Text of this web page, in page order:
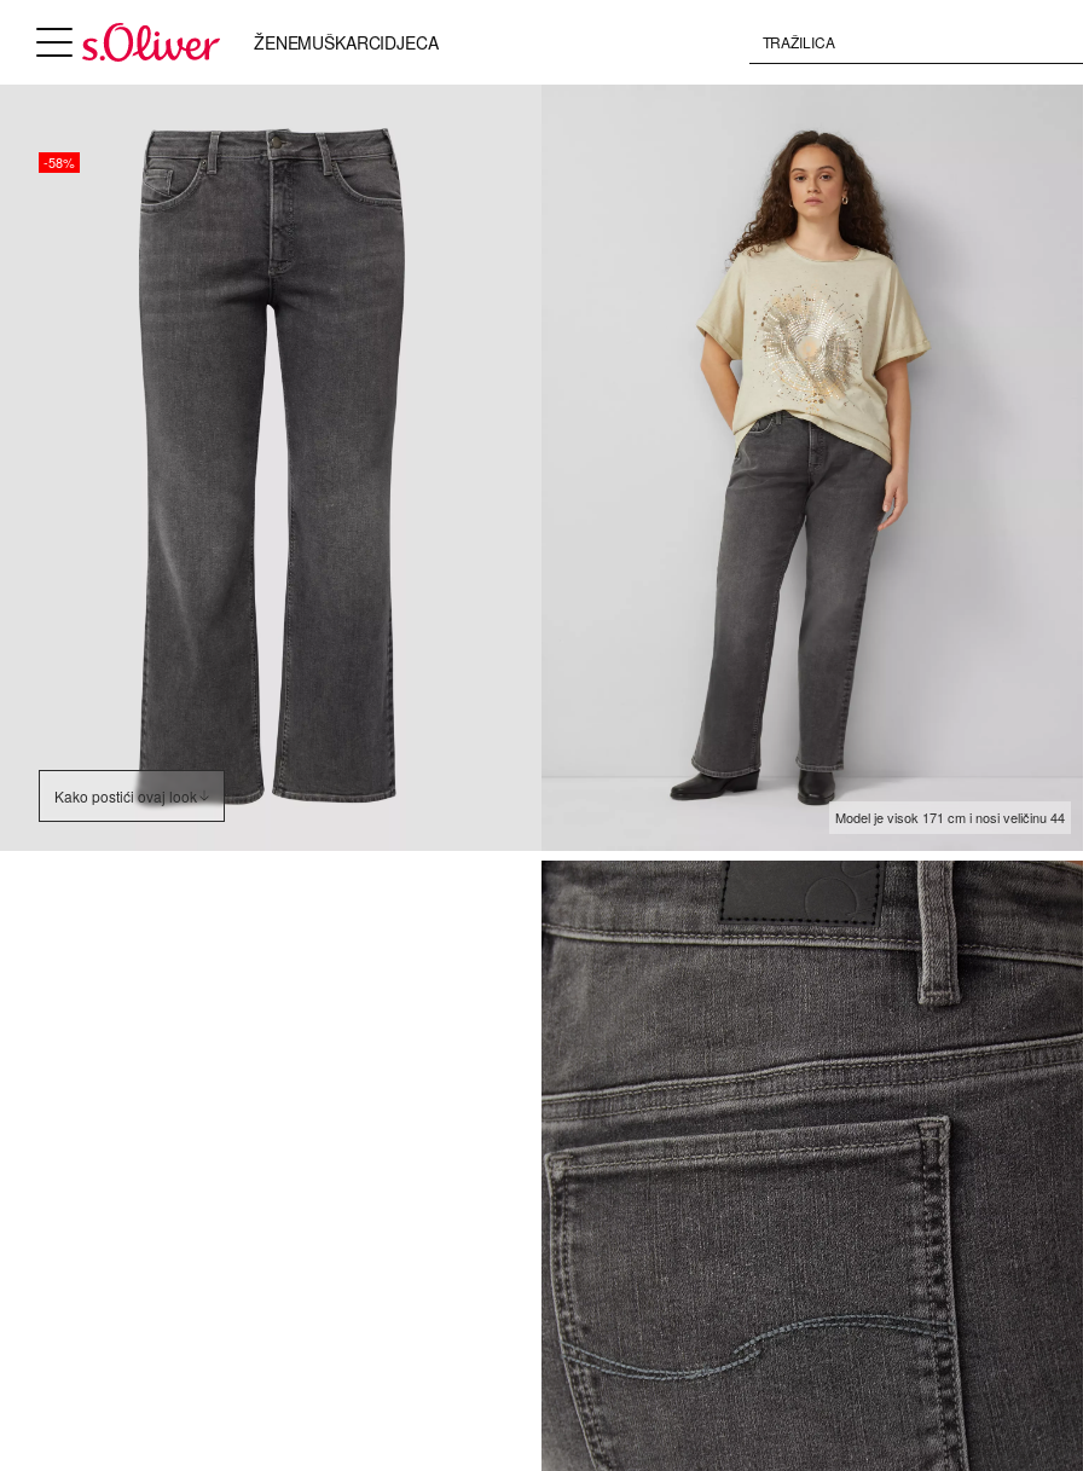
ŽENEMUŠKARCIDJECA
-58%
Kako postići ovaj look
Model je visok 171 cm i nosi veličinu 44